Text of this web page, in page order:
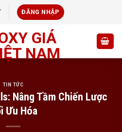
ĐĂNG NHẬP
TIN TỨC
Nâng Tầm Chiến Lược
Ưu Hóa